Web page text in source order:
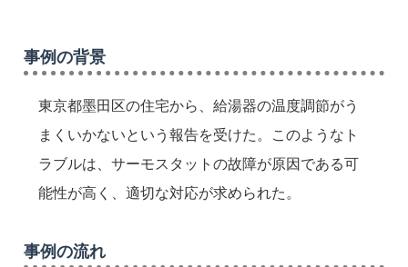
事例の背景
東京都墨田区の住宅から、給湯器の温度調節がう
まくいかないという報告を受けた。このようなト
ラブルは、サーモスタットの故障が原因である可
能性が高く、適切な対応が求められた。
事例の流れ